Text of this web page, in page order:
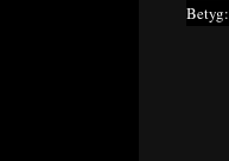
Betyg: